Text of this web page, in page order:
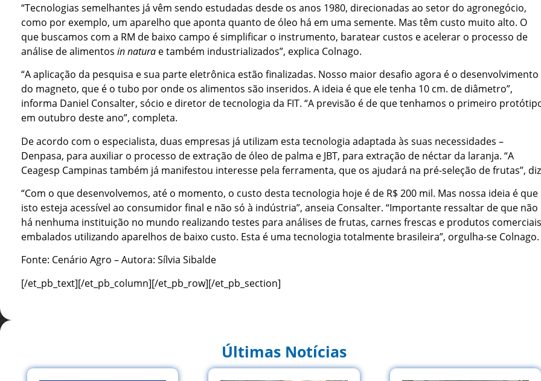
“Tecnologias semelhantes já vêm sendo estudadas desde os anos 1980, direcionadas ao setor do agronegócio,
como por exemplo, um aparelho que aponta quanto de óleo há em uma semente. Mas têm custo muito alto. O
que buscamos com a RM de baixo campo é simplificar o instrumento, baratear custos e acelerar o processo de
análise de alimentos in natura e também industrializados”, explica Colnago.
“A aplicação da pesquisa e sua parte eletrônica estão finalizadas. Nosso maior desafio agora é o desenvolvimento
do magneto, que é o tubo por onde os alimentos são inseridos. A ideia é que ele tenha 10 cm. de diâmetro”,
informa Daniel Consalter, sócio e diretor de tecnologia da FIT. “A previsão é de que tenhamos o primeiro
em outubro deste ano”, completa.
De acordo com o especialista, duas empresas já utilizam esta tecnologia adaptada às suas necessidades –
Denpasa, para auxiliar o processo de extração de óleo de palma e JBT, para extração de néctar da laranja. “A
Ceagesp Campinas também já manifestou interesse pela ferramenta, que os ajudará na pré-seleção de frutas”,
“Com o que desenvolvemos, até o momento, o custo desta tecnologia hoje é de R$ 200 mil. Mas nossa ideia é que
isto esteja acessível ao consumidor final e não só à indústria”, anseia Consalter. “Importante ressaltar de que não
há nenhuma instituição no mundo realizando testes para análises de frutas, carnes frescas e produtos comerciais
embalados utilizando aparelhos de baixo custo. Esta é uma tecnologia totalmente brasileira”, orgulha-se Colnago.
Fonte: Cenário Agro – Autora: Sílvia Sibalde
[/et_pb_text][/et_pb_column][/et_pb_row][/et_pb_section]
Últimas Notícias